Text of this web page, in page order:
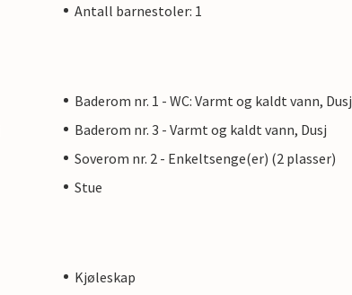
Antall barnestoler: 1
Baderom nr. 1 - WC: Varmt og kaldt vann, Dusj
Baderom nr. 3 - Varmt og kaldt vann, Dusj
Soverom nr. 2 - Enkeltsenge(er) (2 plasser)
Stue
Kjøleskap